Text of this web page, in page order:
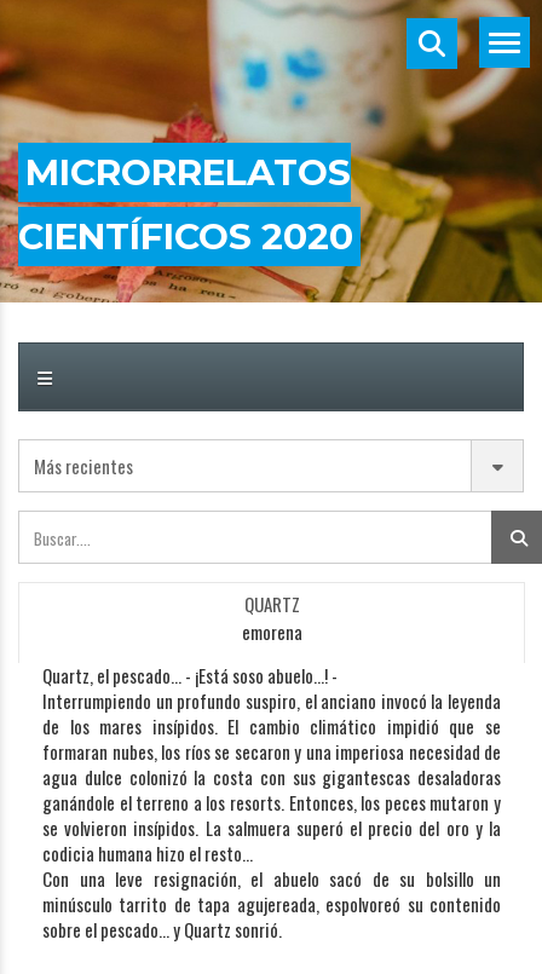
MICRORRELATOS
CIENTÍFICOS 2020
QUARTZ
emorena
Quartz, el pescado… - ¡Está soso abuelo…! -
Interrumpiendo un profundo suspiro, el anciano invocó la leyenda
de los mares insípidos. El cambio climático impidió que se
formaran nubes, los ríos se secaron y una imperiosa necesidad de
agua dulce colonizó la costa con sus gigantescas desaladoras
ganándole el terreno a los resorts. Entonces, los peces mutaron y
se volvieron insípidos. La salmuera superó el precio del oro y la
codicia humana hizo el resto…
Con una leve resignación, el abuelo sacó de su bolsillo un
minúsculo tarrito de tapa agujereada, espolvoreó su contenido
sobre el pescado… y Quartz sonrió.